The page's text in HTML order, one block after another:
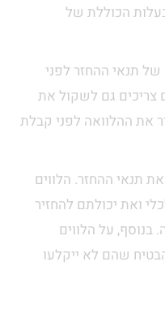
הכוללת של
תנאי ההחזר לפני
צריכים גם לשקול את
את ההלוואה לפני קבלת
תנאי ההחזר. הלווים
ואת יכולתם להחזיר
בנוסף, על הלווים
שהם לא ייקלעו